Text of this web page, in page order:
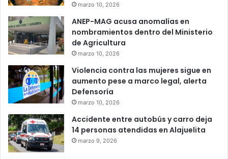
marzo 10, 2026
ANEP-MAG acusa anomalías en
nombramientos dentro del Ministerio
de Agricultura
marzo 10, 2026
Violencia contra las mujeres sigue en
aumento pese a marco legal, alerta
Defensoría
marzo 10, 2026
Accidente entre autobús y carro deja
14 personas atendidas en Alajuelita
marzo 9, 2026